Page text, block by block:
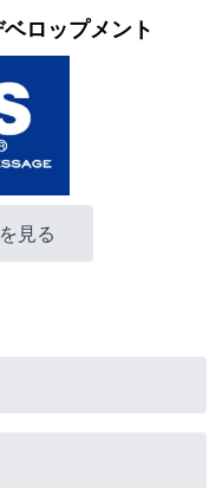
ロップメント
見る